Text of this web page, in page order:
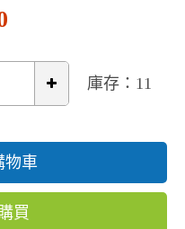
庫存：11
物車
買